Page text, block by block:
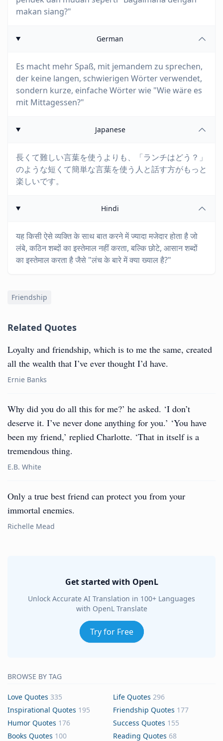
makan siang?"
German
Es macht mehr Spaß, mit jemandem zu sprechen,
der keine langen, schwierigen Wörter verwendet,
sondern kurze, einfache Wörter wie "Wie wäre es
mit Mittagessen?"
Japanese
長くて難しい言葉を使うよりも、「ランチはどう？」
のような短くて簡単な言葉を使う人と話す方がもっと
楽しいです。
Hindi
यह किसी ऐसे व्यक्ति के साथ बात करने में ज्यादा मजेदार होता है जो
लंबे, कठिन शब्दों का इस्तेमाल नहीं करता, बल्कि छोटे, आसान शब्दों
का इस्तेमाल करता है जैसे "लंच के बारे में क्या ख्याल है?"
Friendship
Related Quotes
Loyalty and friendship, which is to me the same, created
all the wealth that I’ve ever thought I’d have.
Ernie Banks
Why did you do all this for me?’ he asked. ‘I don’t
deserve it. I’ve never done anything for you.’ ‘You have
been my friend,’ replied Charlotte. ‘That in itself is a
tremendous thing.
E.B. White
Only a true best friend can protect you from your
immortal enemies.
Richelle Mead
Get started with OpenL
Unlock Accurate AI Translation in 100+ Languages
with OpenL Translate
Try for Free
BROWSE BY TAG
Love Quotes 335 Life Quotes 296
Inspirational Quotes 195 Friendship Quotes 177
Humor Quotes 176 Success Quotes 155
Books Quotes 100 Reading Quotes 68